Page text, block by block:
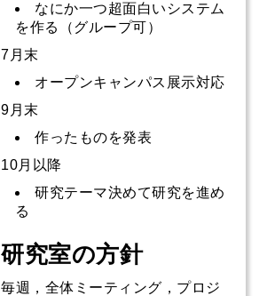
なにか一つ超面白いシステム
を作る（グループ可）
7月末
オープンキャンパス展示対応
9月末
作ったものを発表
10月以降
研究テーマ決めて研究を進め
る
研究室の方針
毎週，全体ミーティング，プロジ